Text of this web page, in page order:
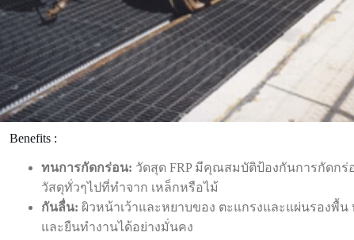
Benefits :
ทนการกัดกร่อน: วัดสุด FRP มีคุณสมบัติป้องกันการกัดก
วัสดุทั่วๆไปที่ทำจาก เหล็กหรือไม้
กันลื่น: ผิวหน้าเว้าและหยาบของ ตะแกรงและแผ่นรองพื้
และยืนทำงานได้อย่างมั่นคง